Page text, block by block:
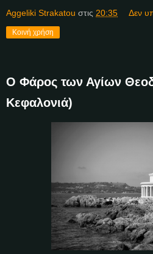
Aggeliki Strakatou στις 20:35 Δεν
Κοινή χρήση
Ο Φάρος των Αγίων
Κεφαλονιά)